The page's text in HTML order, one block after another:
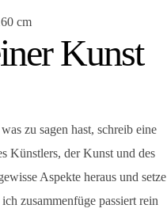
cm
Kunst
zu sagen hast, schreib eine
Künstlers, der Kunst und des
Aspekte heraus und setze
zusammenfüge passiert rein